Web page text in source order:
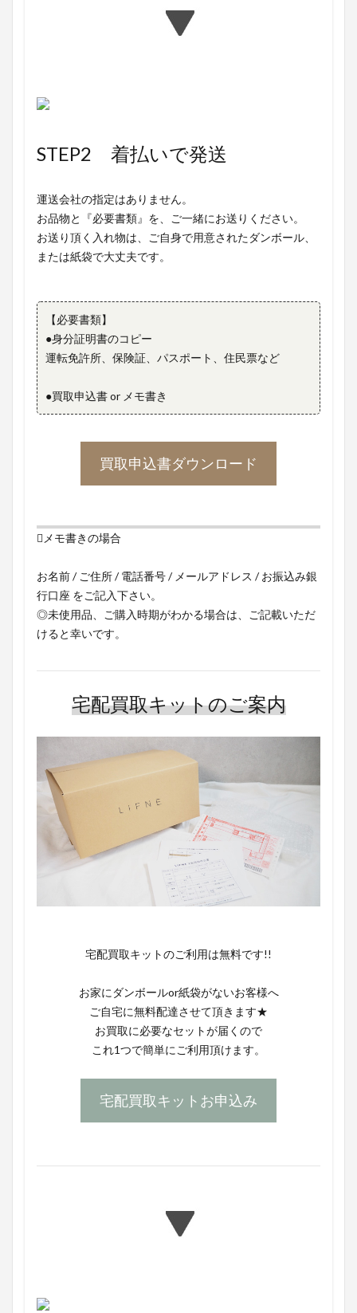
STEP2 着払いで発送
運送会社の指定はありません。
お品物と『必要書類』を、ご一緒にお送りください。
お送り頂く入れ物は、ご自身で用意されたダンボール、
または紙袋で大丈夫です。
【必要書類】
●身分証明書のコピー
運転免許所、保険証、パスポート、住民票など
●買取申込書 or メモ書き
買取申込書ダウンロード
メモ書きの場合
お名前 / ご住所 / 電話番号 / メールアドレス / お振込み銀
行口座 をご記入下さい。
◎未使用品、ご購入時期がわかる場合は、ご記載いただ
けると幸いです。
宅配買取キットのご案内
宅配買取キットのご利用は無料です!!
お家にダンボールor紙袋がないお客様へ
ご自宅に無料配達させて頂きます★
お買取に必要なセットが届くので
これ1つで簡単にご利用頂けます。
宅配買取キットお申込み